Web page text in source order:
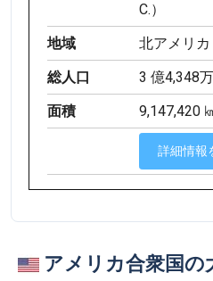
C.）
地域
北アメリカ
総人口
3 億4,348
面積
9,147,420
詳細情報
アメリカ合衆国の